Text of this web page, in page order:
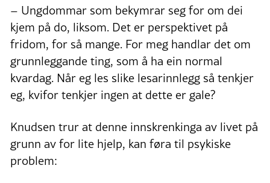
– Ungdommar som bekymrar seg for om dei
kjem på do, liksom. Det er perspektivet på
fridom, for så mange. For meg handlar det om
grunnleggande ting, som å ha ein normal
kvardag. Når eg les slike lesarinnlegg så tenkjer
eg, kvifor tenkjer ingen at dette er gale?
Knudsen trur at denne innskrenkinga av livet på
grunn av for lite hjelp, kan føra til psykiske
problem: